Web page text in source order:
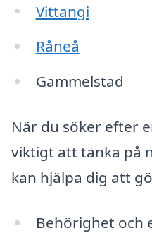
Vittangi
Råneå
Gammelstad
När du söker efter
viktigt att tänka på
kan hjälpa dig att
Behörighet och